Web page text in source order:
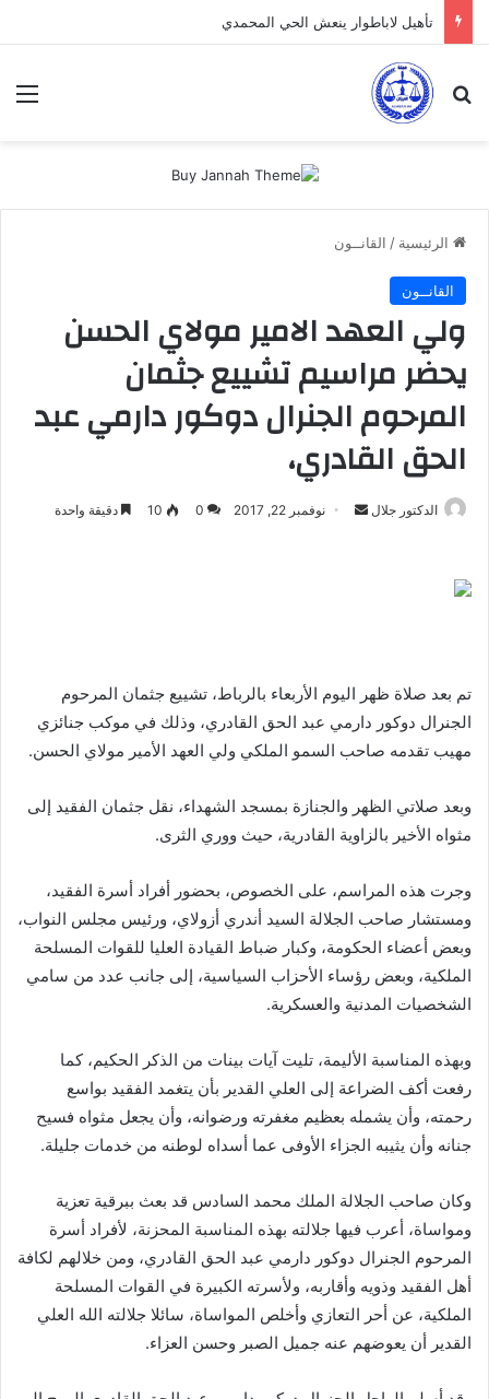
تأهيل لاباطوار ينعش الحي المحمدي
بحث عن
الرئيسية / القانــون
القانــون
ولي العهد الامير مولاي الحسن
يحضر مراسيم تشييع جثمان
المرحوم الجنرال دوكور دارمي عبد
الحق القادري،
الدكتور جلال
أرسل نوفمبر 22, 2017 0
10 دقيقة واحدة
تم بعد صلاة ظهر اليوم الأربعاء بالرباط، تشييع جثمان المرحوم
الجنرال دوكور دارمي عبد الحق القادري، وذلك في موكب جنائزي
مهيب تقدمه صاحب السمو الملكي ولي العهد الأمير مولاي الحسن.
وبعد صلاتي الظهر والجنازة بمسجد الشهداء، نقل جثمان الفقيد إلى
مثواه الأخير بالزاوية القادرية، حيث ووري الثرى.
وجرت هذه المراسم، على الخصوص، بحضور أفراد أسرة الفقيد،
ومستشار صاحب الجلالة السيد أندري أزولاي، ورئيس مجلس النواب،
وبعض أعضاء الحكومة، وكبار ضباط القيادة العليا للقوات المسلحة
الملكية، وبعض رؤساء الأحزاب السياسية، إلى جانب عدد من سامي
الشخصيات المدنية والعسكرية.
وبهذه المناسبة الأليمة، تليت آيات بينات من الذكر الحكيم، كما
رفعت أكف الضراعة إلى العلي القدير بأن يتغمد الفقيد بواسع
رحمته، وأن يشمله بعظيم مغفرته ورضوانه، وأن يجعل مثواه فسيح
جنانه وأن يثيبه الجزاء الأوفى عما أسداه لوطنه من خدمات جليلة.
وكان صاحب الجلالة الملك محمد السادس قد بعث ببرقية تعزية
ومواساة، أعرب فيها جلالته بهذه المناسبة المحزنة، لأفراد أسرة
المرحوم الجنرال دوكور دارمي عبد الحق القادري، ومن خلالهم لكافة
أهل الفقيد وذويه وأقاربه، ولأسرته الكبيرة في القوات المسلحة
الملكية، عن أحر التعازي وأخلص المواساة، سائلا جلالته الله العلي
القدير أن يعوضهم عنه جميل الصبر وحسن العزاء.